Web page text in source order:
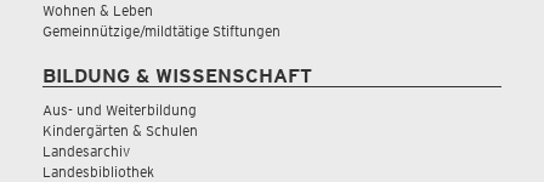
Wohnen & Leben
Gemeinnützige/mildtätige Stiftungen
BILDUNG & WISSENSCHAFT
Aus- und Weiterbildung
Kindergärten & Schulen
Landesarchiv
Landesbibliothek